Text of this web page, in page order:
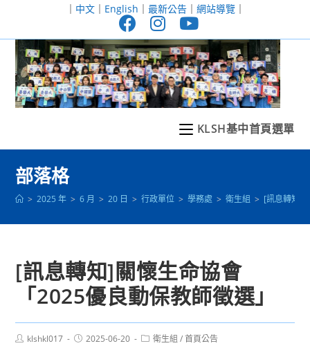
至
｜ 中文｜ English ｜ 最新公告｜ 網站導覽｜
KLSH基中首頁選單
部落格
> 2025 年 > 6 月 > 20 日 > 行政單位 > 學務處 > 衛生組 > [訊息轉知]
[訊息轉知]關懷生命協會
「2025優良動保教師徵選」
Postklshkl017
Post2025-06-20
Post衛生組 / 首頁公告